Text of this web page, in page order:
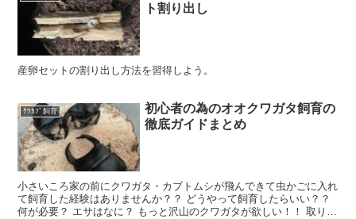
ト割り出し
産卵セットの割り出し方法を習得しよう。
ｸﾜｶﾌﾞ飼育
初心者の為のオオクワガタ飼育の
徹底ガイドまとめ
小さいころ家の前にクワガタ・カブトムシが飛んできて虫かごに入れ
て飼育した経験はありませんか？？ どうやって飼育したらいい？？
何が必要？ エサはなに？ もっと沢山のクワガタが欲しい！！ 取りに